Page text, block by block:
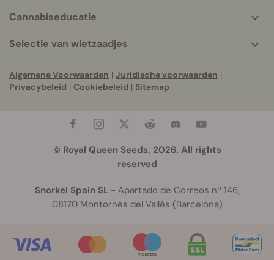
Cannabiseducatie
Selectie van wietzaadjes
Algemene Voorwaarden | Juridische voorwaarden |
Privacybeleid | Cookiebeleid | Sitemap
© Royal Queen Seeds, 2026. All rights
reserved
Snorkel Spain SL- Apartado de Correos nº 146,
08170 Montornès del Vallès (Barcelona)